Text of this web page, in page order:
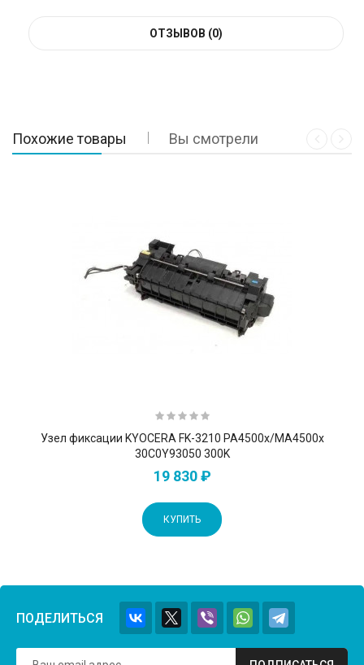
ОТЗЫВОВ (0)
Похожие товары Вы смотрели
Узел фиксации KYOCERA FK-3210 PA4500x/MA4500x
30C0Y93050 300K
19 830 ₽
КУПИТЬ
ПОДЕЛИТЬСЯ